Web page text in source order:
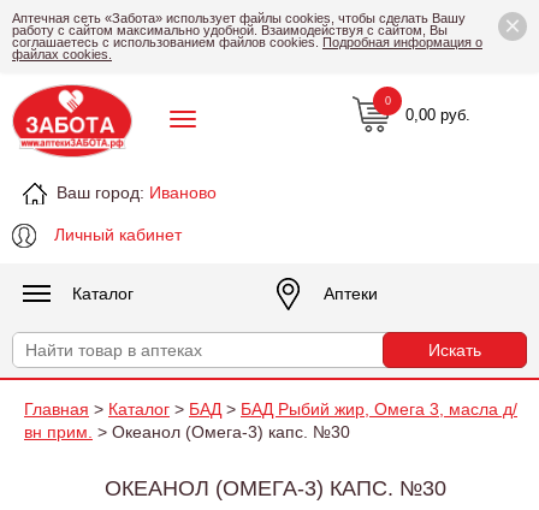
×
Аптечная сеть «Забота» использует файлы cookies, чтобы сделать Вашу
работу с сайтом максимально удобной. Взаимодействуя с сайтом, Вы
соглашаетесь с использованием файлов cookies. Подробная информация о
файлах cookies.
Ваш город: Иваново
Личный кабинет
0,00 руб.
0
Каталог Аптеки
Главная > Каталог > БАД > БАД Рыбий жир, Омега 3, масла д/
вн прим. > Океанол (Омега-3) капс. №30
ОКЕАНОЛ (ОМЕГА-3) КАПС. №30